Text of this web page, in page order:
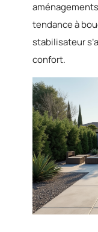
tendance à
stabilisateur
confort.